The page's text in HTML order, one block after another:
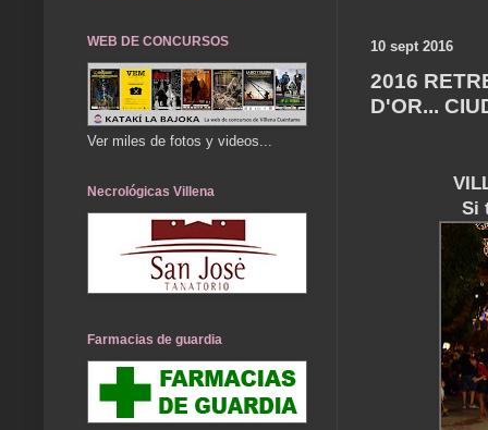
10 sept 2016
2016
D'OR...
Si
WEB DE CONCURSOS
Ver miles de fotos y videos...
Necrológicas Villena
Farmacias de guardia